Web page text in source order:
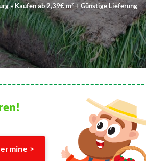
» Kaufen ab 2,39€ m² + Günstige Lieferung
>